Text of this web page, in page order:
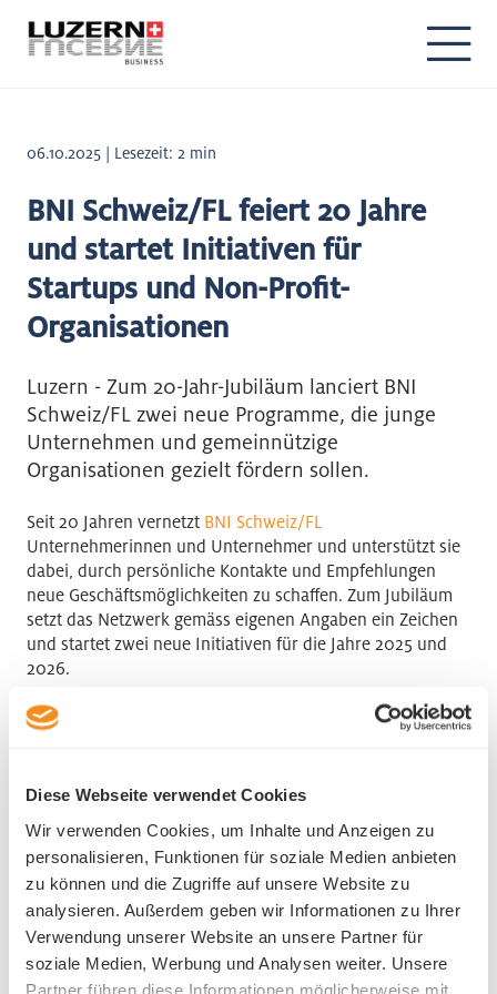
Diese Webseite verwendet Cookies
Wir verwenden Cookies, um Inhalte und Anzeigen zu
personalisieren, Funktionen für soziale Medien anbieten
zu können und die Zugriffe auf unsere Website zu
analysieren. Außerdem geben wir Informationen zu Ihrer
Verwendung unserer Website an unsere Partner für
soziale Medien, Werbung und Analysen weiter. Unsere
Partner führen diese Informationen möglicherweise mit
06.10.2025 | Lesezeit: 2 min
BNI Schweiz/FL feiert 20 Jahre
und startet Initiativen für
Startups und Non-Profit-
Organisationen
Luzern - Zum 20-Jahr-Jubiläum lanciert BNI
Schweiz/FL zwei neue Programme, die junge
Unternehmen und gemeinnützige
Organisationen gezielt fördern sollen.
Seit 20 Jahren vernetzt BNI Schweiz/FL
Unternehmerinnen und Unternehmer und unterstützt sie
dabei, durch persönliche Kontakte und Empfehlungen
neue Geschäftsmöglichkeiten zu schaffen. Zum Jubiläum
setzt das Netzwerk gemäss eigenen Angaben ein Zeichen
und startet zwei neue Initiativen für die Jahre 2025 und
2026.
Mit dem Programm «Startup» erhalten innovative
mit hohem Innovationspotenzial in der Aufbauphase zu
einzubinden.
Die Initiative «Non-Profit-Organisation» richtet sich an
steuerbefreite Organisationen mit sozialem, ökologischem
oder ethischem Zweck. Sie profitieren dauerhaft von einer
kostenlosen Mitgliedschaft, um den Austausch zwischen